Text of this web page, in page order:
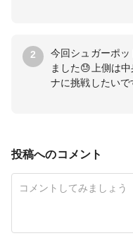
2
今回シュガーポ
ました😓上側は
ナに挑戦したいで
投稿へのコメント